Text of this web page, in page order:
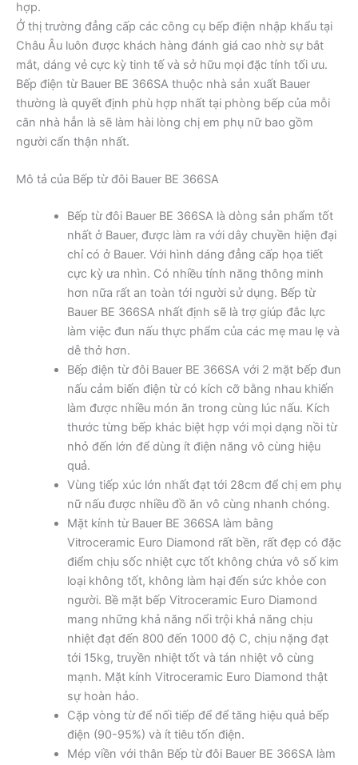
hợp.
Ở thị trường đẳng cấp các công cụ bếp điện nhập khẩu tại
Châu Âu luôn được khách hàng đánh giá cao nhờ sự bắt
mắt, dáng vẻ cực kỳ tinh tế và sở hữu mọi đặc tính tối ưu.
Bếp điện từ Bauer BE 366SA thuộc nhà sản xuất Bauer
thường là quyết định phù hợp nhất tại phòng bếp của mỗi
căn nhà hẳn là sẽ làm hài lòng chị em phụ nữ bao gồm
người cẩn thận nhất.
Mô tả của Bếp từ đôi Bauer BE 366SA
Bếp từ đôi Bauer BE 366SA là dòng sản phẩm tốt
nhất ở Bauer, được làm ra với dây chuyền hiện đại
chỉ có ở Bauer. Với hình dáng đẳng cấp họa tiết
cực kỳ ưa nhìn. Có nhiều tính năng thông minh
hơn nữa rất an toàn tới người sử dụng. Bếp từ
Bauer BE 366SA nhất định sẽ là trợ giúp đắc lực
làm việc đun nấu thực phẩm của các mẹ mau lẹ và
dễ thở hơn.
Bếp điện từ đôi Bauer BE 366SA với 2 mặt bếp đun
nấu cảm biến điện từ có kích cỡ bằng nhau khiến
làm được nhiều món ăn trong cùng lúc nấu. Kích
thước từng bếp khác biệt hợp với mọi dạng nồi từ
nhỏ đến lớn để dùng ít điện năng vô cùng hiệu
quả.
Vùng tiếp xúc lớn nhất đạt tới 28cm để chị em phụ
nữ nấu được nhiều đồ ăn vô cùng nhanh chóng.
Mặt kính từ Bauer BE 366SA làm bằng
Vitroceramic Euro Diamond rất bền, rất đẹp có đặc
điểm chịu sốc nhiệt cực tốt không chứa vô số kim
loại không tốt, không làm hại đến sức khỏe con
người. Bề mặt bếp Vitroceramic Euro Diamond
mang những khả năng nổi trội khả năng chịu
nhiệt đạt đến 800 đến 1000 độ C, chịu nặng đạt
tới 15kg, truyền nhiệt tốt và tán nhiệt vô cùng
mạnh. Mặt kính Vitroceramic Euro Diamond thật
sự hoàn hảo.
Cặp vòng từ để nối tiếp để để tăng hiệu quả bếp
điện (90-95%) và ít tiêu tốn điện.
Mép viền với thân Bếp từ đôi Bauer BE 366SA làm